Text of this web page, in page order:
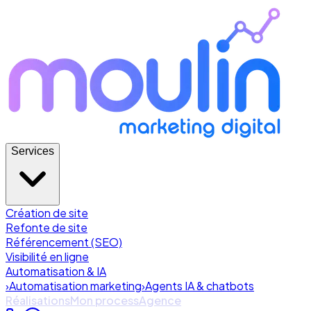
Services
Création de site
Refonte de site
Référencement (SEO)
Visibilité en ligne
Automatisation & IA
›Automatisation marketing›Agents IA & chatbots
RéalisationsMon processAgence